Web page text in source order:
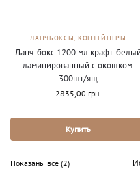
ЛАНЧБОКСЫ, КОНТЕЙНЕРЫ
Ланч-бокс 1200 мл крафт-белый
ламинированный с окошком.
300шт/ящ
2835,00 грн.
Купить
Показаны все (2)